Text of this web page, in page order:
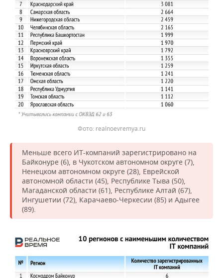
realnoevremya.ru
Меньше всего ИТ-компаний зарегистрировано на
Байконуре (6), в Чукотском автономном округе (7),
Ненецком автономном округе (28), Еврейской
автономной области (45), Республике Тыва (50),
Магаданской области (61), Республике Алтай (67),
Ингушетии (72), Карачаево-Черкесии (85) и Адыгее
(89).